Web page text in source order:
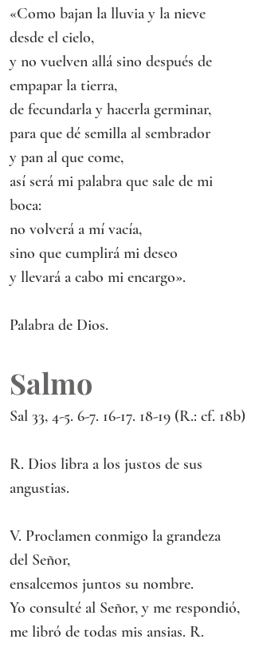
«Como bajan la lluvia y la nieve
desde el cielo,
y no vuelven allá sino después de
empapar la tierra,
de fecundarla y hacerla germinar,
para que dé semilla al sembrador
y pan al que come,
así será mi palabra que sale de mi
boca:
no volverá a mí vacía,
sino que cumplirá mi deseo
y llevará a cabo mi encargo».
Palabra de Dios.
Salmo
Sal 33, 4-5. 6-7. 16-17. 18-19 (R.: cf. 18b)
R. Dios libra a los justos de sus
angustias.
V. Proclamen conmigo la grandeza
del Señor,
ensalcemos juntos su nombre.
Yo consulté al Señor, y me respondió,
me libró de todas mis ansias. R.